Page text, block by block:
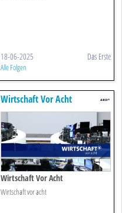
18-06-2025 Das Erste
Alle Folgen
Wirtschaft Vor Acht
Wirtschaft Vor Acht
Wirtschaft vor acht